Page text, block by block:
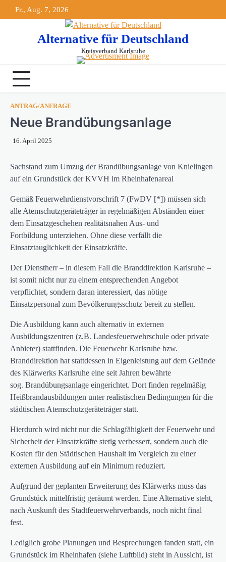
springen
to
Fr., Aug. 7, 2026
Alternative für Deutschland
Kreisverband Karlsruhe
ANTRAG/ANFRAGE
Neue Brandübungsanlage
16. April 2025
Sachstand zum Umzug der Brandübungsanlage von Knielingen
auf ein Grundstück der KVVH im Rheinhafenareal
Gemäß Feuerwehrdienstvorschrift 7 (FwDV [*]) müssen sich
alle Atemschutzgeräteträger in regelmäßigen Abständen einer
dem Einsatzgeschehen realitätsnahen Aus- und
Fortbildung unterziehen. Ohne diese verfällt die
Einsatztauglichkeit der Einsatzkräfte.
Der Dienstherr – in diesem Fall die Branddirektion Karlsruhe –
ist somit nicht nur zu einem entsprechenden Angebot
verpflichtet, sondern daran interessiert, das nötige
Einsatzpersonal zum Bevölkerungsschutz bereit zu stellen.
Die Ausbildung kann auch alternativ in externen
Ausbildungszentren (z.B. Landesfeuerwehrschule oder private
Anbieter) stattfinden. Die Feuerwehr Karlsruhe bzw.
Branddirektion hat stattdessen in Eigenleistung auf dem Gelände
des Klärwerks Karlsruhe eine seit Jahren bewährte
sog. Brandübungsanlage eingerichtet. Dort finden regelmäßig
Heißbrandausbildungen unter realistischen Bedingungen für die
städtischen Atemschutzgeräteträger statt.
Hierdurch wird nicht nur die Schlagfähigkeit der Feuerwehr und
Sicherheit der Einsatzkräfte stetig verbessert, sondern auch die
Kosten für den Städtischen Haushalt im Vergleich zu einer
externen Ausbildung auf ein Minimum reduziert.
Aufgrund der geplanten Erweiterung des Klärwerks muss das
Grundstück mittelfristig geräumt werden. Eine Alternative steht,
nach Auskunft des Stadtfeuerwehrverbands, noch nicht final
fest.
Lediglich grobe Planungen und Besprechungen fanden statt, ein
Grundstück im Rheinhafen (siehe Luftbild) steht in Aussicht, ist